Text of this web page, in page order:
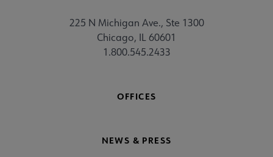
225 N Michigan Ave., Ste 1300
Chicago, IL 60601
1.800.545.2433
OFFICES
NEWS & PRESS